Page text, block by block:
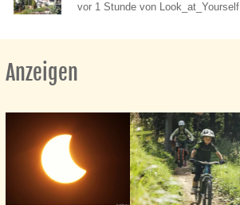
vor 1 Stunde von Look_at_Yourself
Anzeigen